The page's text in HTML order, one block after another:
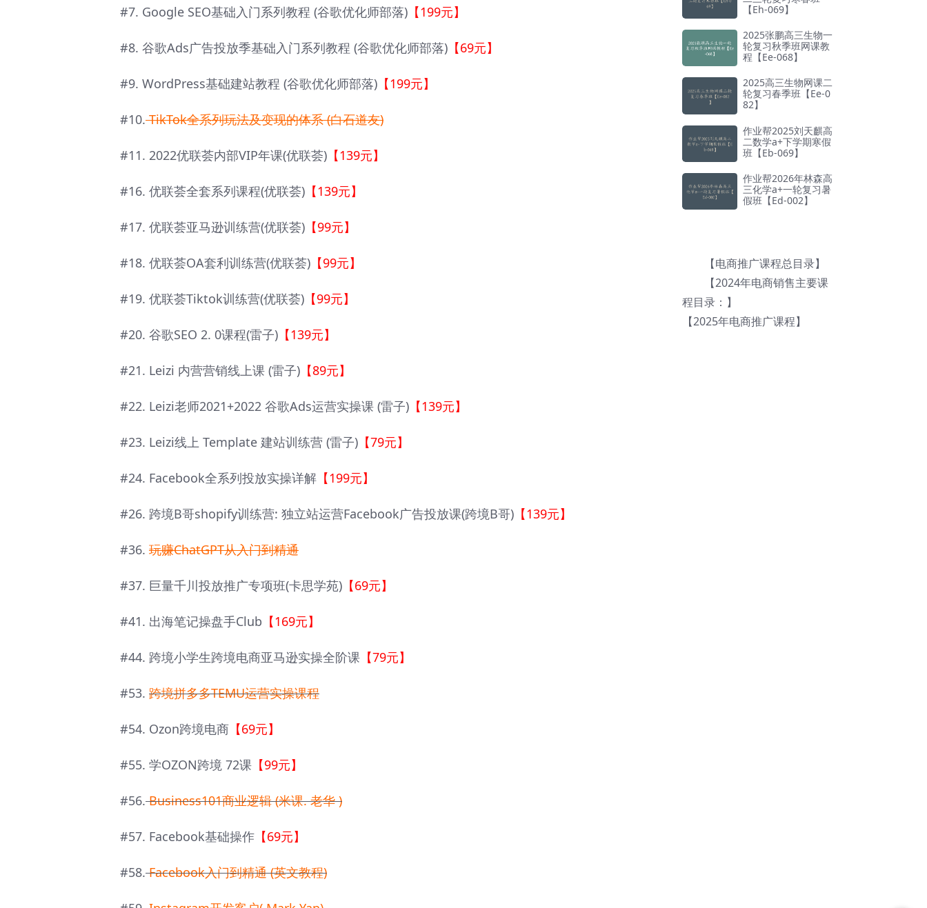
#7. Google SEO基础入门系列教程 (谷歌优化师部落) 【199元】
#8. 谷歌Ads广告投放季基础入门系列教程 (谷歌优化师部落) 【69元】
#9. WordPress基础建站教程 (谷歌优化师部落) 【199元】
#10.TikTok全系列玩法及变现的体系 (白石道友)
#11. 2022优联荟内部VIP年课(优联荟) 【139元】
#16. 优联荟全套系列课程(优联荟) 【139元】
#17. 优联荟亚马逊训练营(优联荟) 【99元】
#18. 优联荟OA套利训练营(优联荟) 【99元】
#19. 优联荟Tiktok训练营(优联荟) 【99元】
#20. 谷歌SEO 2. 0课程(雷子) 【139元】
#21. Leizi 内营营销线上课 (雷子) 【89元】
#22. Leizi老师2021+2022 谷歌Ads运营实操课 (雷子) 【139元】
#23. Leizi线上 Template 建站训练营 (雷子) 【79元】
#24. Facebook全系列投放实操详解 【199元】
#26. 跨境B哥shopify训练营: 独立站运营Facebook广告投放课(跨境B哥) 【139元】
#36. 玩赚ChatGPT从入门到精通
#37. 巨量千川投放推广专项班(卡思学苑) 【69元】
#41. 出海笔记操盘手Club 【169元】
#44. 跨境小学生跨境电商亚马逊实操全阶课 【79元】
#53. 跨境拼多多TEMU运营实操课程
#54. Ozon跨境电商 【69元】
#55. 学OZON跨境 72课 【99元】
#56.Business101商业逻辑 (米课. 老华 )
#57. Facebook基础操作 【69元】
#58.Facebook入门到精通 (英文教程)
【Eh-069】
2025张鹏高三生物一
轮复习秋季班网课教
程【Ee-068】
2025高三生物网课二
轮复习春季班【Ee-0
82】
作业帮2025刘天麒高
二数学a+下学期寒假
班【Eb-069】
作业帮2026年林森高
三化学a+一轮复习暑
假班【Ed-002】
【电商推广课程总目录】
【2024年电商销售主要课
程目录：】
【2025年电商推广课程】